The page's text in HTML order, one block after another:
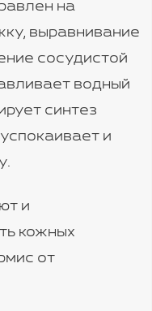
на
выравнивание
сосудистой
водный
синтез
и
и
кожных
от